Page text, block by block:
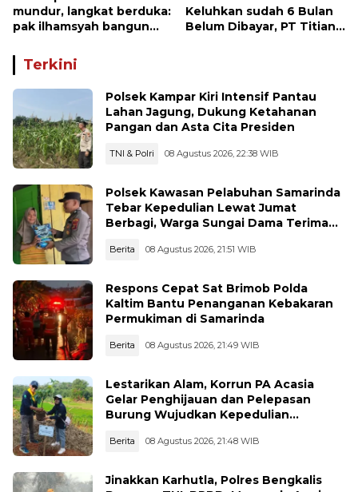
mundur, langkat berduka:
pak ilhamsyah bangun
dunia pendidikan kita
Keluhkan sudah 6 Bulan
Belum Dibayar, PT Titian
Terkini
Polsek Kampar Kiri Intensif Pantau
Lahan Jagung, Dukung Ketahanan
Pangan dan Asta Cita Presiden
TNI & Polri 08 Agustus 2026, 22:38 WIB
Polsek Kawasan Pelabuhan Samarinda
Tebar Kepedulian Lewat Jumat
Berbagi, Warga Sungai Dama Terima
Berita 08 Agustus 2026, 21:51 WIB
Respons Cepat Sat Brimob Polda
Kaltim Bantu Penanganan Kebakaran
Permukiman di Samarinda
Berita 08 Agustus 2026, 21:49 WIB
Lestarikan Alam, Korrun PA Acasia
Gelar Penghijauan dan Pelepasan
Burung Wujudkan Kepedulian
Berita 08 Agustus 2026, 21:48 WIB
Jinakkan Karhutla, Polres Bengkalis